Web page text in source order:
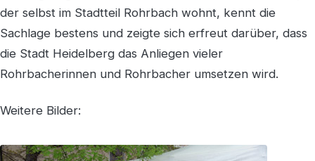
der selbst im Stadtteil Rohrbach wohnt, kennt die
Sachlage bestens und zeigte sich erfreut darüber, dass
die Stadt Heidelberg das Anliegen vieler
Rohrbacherinnen und Rohrbacher umsetzen wird.
Weitere Bilder: